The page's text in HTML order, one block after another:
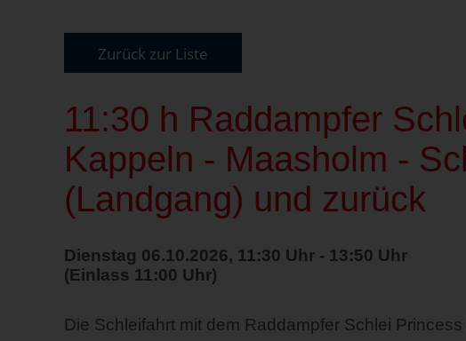
Zurück zur Liste
11:30 h Raddampfer
Kappeln - Maasholm -
(Landgang) und zurück
Dienstag 06.10.2026, 11:30 Uhr - 13:50 Uhr
(Einlass 11:00 Uhr)
Die Schleifahrt mit dem Raddampfer Schlei